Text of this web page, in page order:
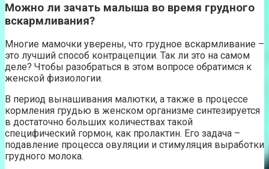
Можно ли зачать малыша во время грудного
вскармливания?
Многие мамочки уверены, что грудное вскармливание –
это лучший способ контрацепции. Так ли это на самом
деле? Чтобы разобраться в этом вопросе обратимся к
женской физиологии.
В период вынашивания малютки, а также в процессе
кормления грудью в женском организме синтезируется
в достаточно больших количествах такой
специфический гормон, как пролактин. Его задача –
подавление процесса овуляции и стимуляция выработки
грудного молока.